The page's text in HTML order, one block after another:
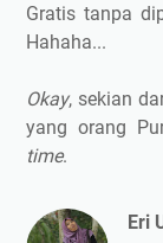
Gratis tanpa
Hahaha...
Okay, sekian
yang orang
time.
Eri